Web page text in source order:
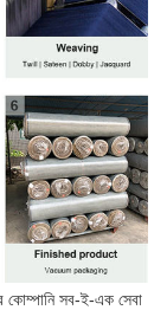
কোম্পানি সব-ই-এক সেবা